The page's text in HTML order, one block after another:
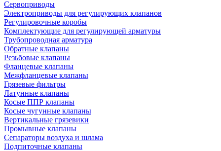
Сервоприводы
Электроприводы для регулирующих клапанов
Регулировочные коробы
Комплектующие для регулирующей арматуры
Трубопроводная арматура
Обратные клапаны
Резьбовые клапаны
Фланцевые клапаны
Межфланцевые клапаны
Грязевые фильтры
Латунные клапаны
Косые ППР клапаны
Косые чугунные клапаны
Вертикальные грязевики
Промывные клапаны
Сепараторы воздуха и шлама
Подпиточные клапаны